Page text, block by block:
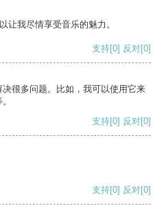
让我尽情享受音乐的魅力。
支持[0] 反对[0]
很多问题。比如，我可以使用它来
支持[0] 反对[0]
支持[0] 反对[0]